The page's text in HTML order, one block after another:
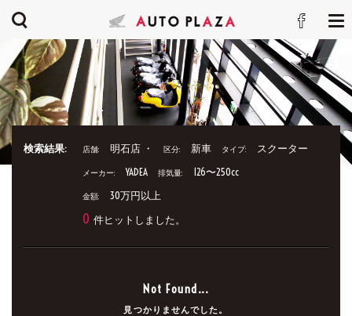
検索結果: 店舗: 明石店 ・ 区分: 新車 タイプ: スクーター
メーカー: YADEA 排気量: 126〜250cc
金額: 30万円以上
0 件ヒットしました。
Not Found...
見つかりませんでした。